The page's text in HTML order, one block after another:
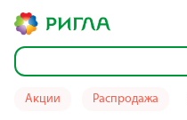
Акции Распродажа